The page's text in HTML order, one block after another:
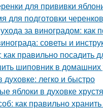
для прививки
для подготовки
за виноградом: как
советы и
правильно посадить
шиповник в
легко и быстро
яблоки в духовке
как правильно